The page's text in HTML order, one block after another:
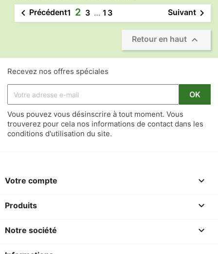
 Précédent1 2 3 … 13 Suivant 
Retour en haut 
Recevez nos offres spéciales
Vous pouvez vous désinscrire à tout moment. Vous
trouverez pour cela nos informations de contact dans les
conditions d'utilisation du site.
Votre compte 
Produits 
Notre société 